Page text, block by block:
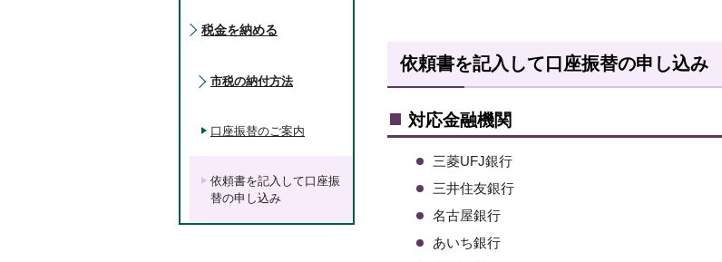
依頼書を記入して口座振替の申し込み
対応金融機関
三菱UFJ銀行
三井住友銀行
名古屋銀行
あいち銀行
税金を納める
市税の納付方法
口座振替のご案内
依頼書を記入して口座振
替の申し込み